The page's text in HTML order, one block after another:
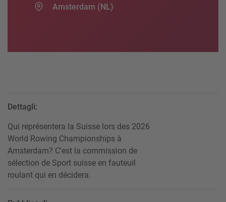
Amsterdam (NL)
Dettagli:
Qui représentera la Suisse lors des 2026
World Rowing Championships à
Amsterdam? C'est la commission de
sélection de Sport suisse en fauteuil
roulant qui en décidera.